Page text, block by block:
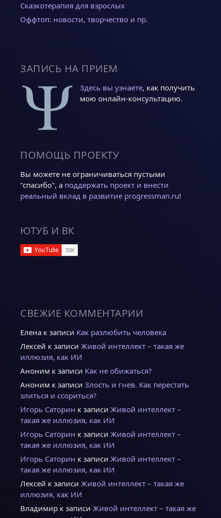
Сказкотерапия для взрослых
Оффтоп: новости, творчество и пр.
ЗАПИСЬ НА ПРИЕМ
Здесь вы узнаете, как получить
мою онлайн-консультацию.
ПОМОЩЬ ПРОЕКТУ
Вы можете не ограничиваться пустыми
"спасибо", а поддержать проект и внести
реальный вклад в развитие progressman.ru!
ЮТУБ И ВК
СВЕЖИЕ КОММЕНТАРИИ
Елена к записи Как разлюбить человека
Лексей к записи Живой интеллект – такая же
иллюзия, как ИИ
Аноним к записи Как не обижаться?
Аноним к записи Злость и гнев. Как перестать
злиться и ссориться?
Игорь Саторин к записи Живой интеллект –
такая же иллюзия, как ИИ
Игорь Саторин к записи Живой интеллект –
такая же иллюзия, как ИИ
Игорь Саторин к записи Живой интеллект –
такая же иллюзия, как ИИ
Лексей к записи Живой интеллект – такая же
иллюзия, как ИИ
Владимир к записи Живой интеллект – такая же